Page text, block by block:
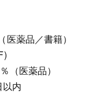
薬品／書籍）
（医薬品）
内